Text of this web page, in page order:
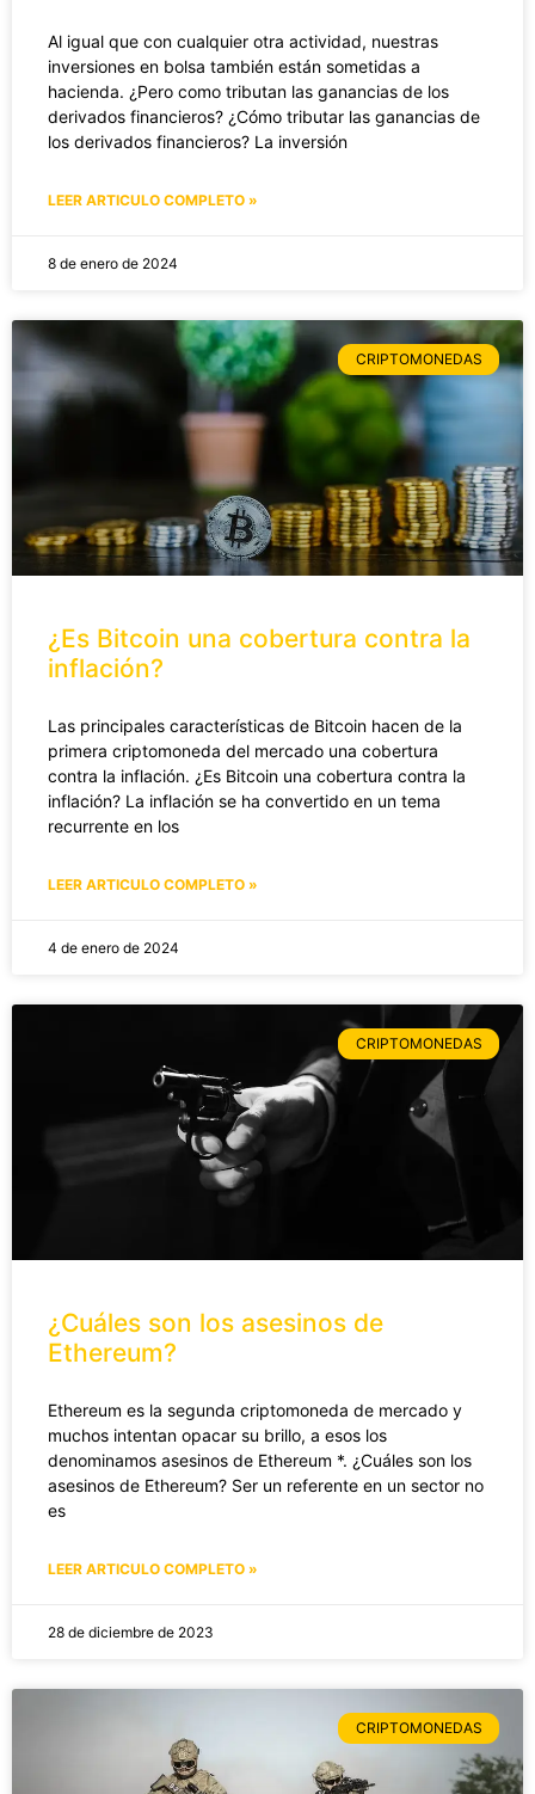
Al igual que con cualquier otra actividad, nuestras
inversiones en bolsa también están sometidas a
hacienda. ¿Pero como tributan las ganancias de los
derivados financieros? ¿Cómo tributar las ganancias de
los derivados financieros? La inversión
LEER ARTICULO COMPLETO »
8 de enero de 2024
CRIPTOMONEDAS
¿Es Bitcoin una cobertura contra la
inflación?
Las principales características de Bitcoin hacen de la
primera criptomoneda del mercado una cobertura
contra la inflación. ¿Es Bitcoin una cobertura contra la
inflación? La inflación se ha convertido en un tema
recurrente en los
LEER ARTICULO COMPLETO »
4 de enero de 2024
CRIPTOMONEDAS
¿Cuáles son los asesinos de
Ethereum?
Ethereum es la segunda criptomoneda de mercado y
muchos intentan opacar su brillo, a esos los
denominamos asesinos de Ethereum *. ¿Cuáles son los
asesinos de Ethereum? Ser un referente en un sector no
es
LEER ARTICULO COMPLETO »
28 de diciembre de 2023
CRIPTOMONEDAS